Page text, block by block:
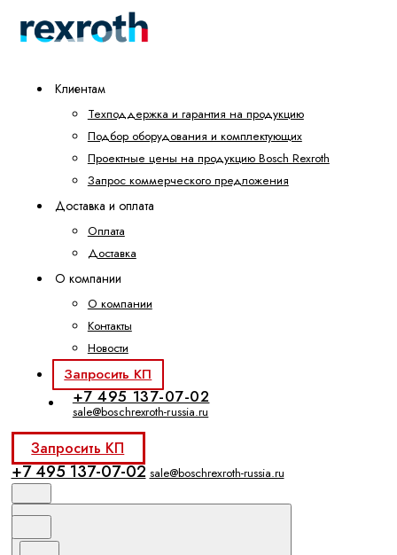
Клиентам
Техподдержка и гарантия на продукцию
Подбор оборудования и комплектующих
Проектные цены на продукцию Bosch Rexroth
Запрос коммерческого предложения
Доставка и оплата
Оплата
Доставка
О компании
О компании
Контакты
Новости
Запросить КП
+7 495 137-07-02
sale@boschrexroth-russia.ru
Запросить КП
+7 495 137-07-02 sale@boschrexroth-russia.ru